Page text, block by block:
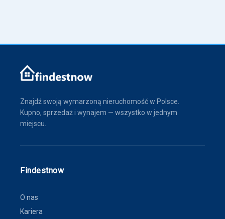
Znajdź swoją wymarzoną nieruchomość w Polsce.
Kupno, sprzedaż i wynajem — wszystko w jednym
miejscu.
Findestnow
O nas
Kariera